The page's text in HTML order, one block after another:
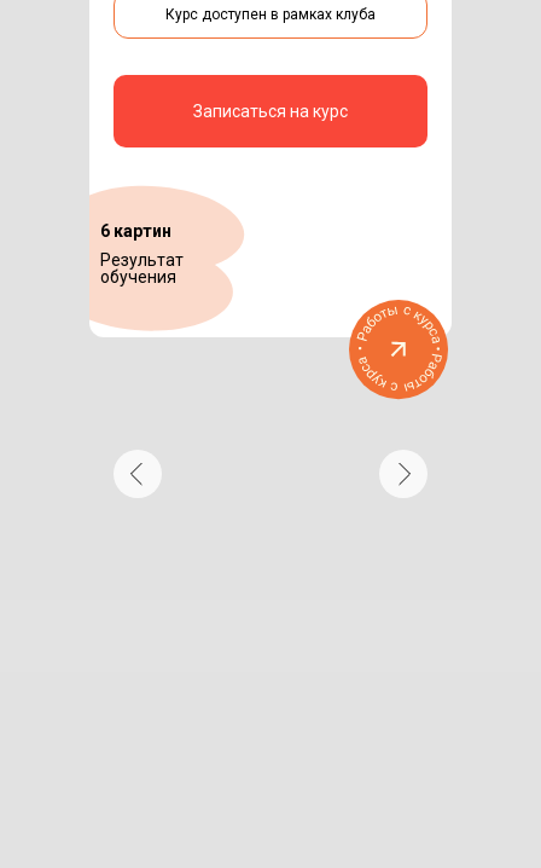
Записаться на курс
Результат
обучения
Курс доступен в рамках клуба
6 картин